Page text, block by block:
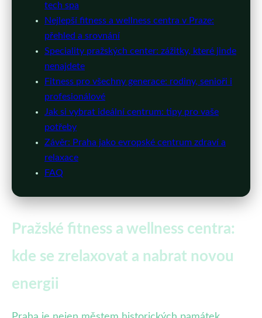
tech spa
Nejlepší fitness a wellness centra v Praze:
přehled a srovnání
Speciality pražských center: zážitky, které jinde
nenajdete
Fitness pro všechny generace: rodiny, senioři i
profesionálové
Jak si vybrat ideální centrum: tipy pro vaše
potřeby
Závěr: Praha jako evropské centrum zdraví a
relaxace
FAQ
Pražské fitness a wellness centra:
kde se zrelaxovat a nabrat novou
energii